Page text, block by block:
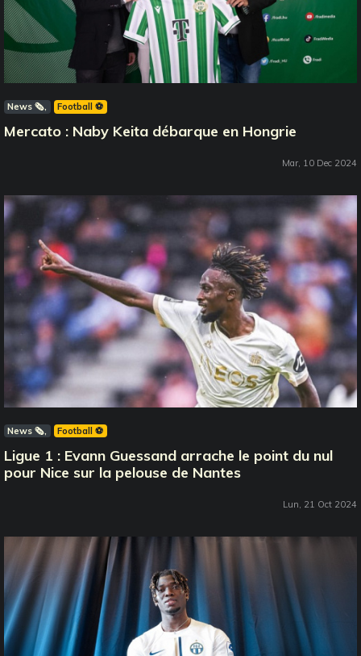
News 🗞️ Football ⚽️
Mercato : Naby Keita débarque en Hongrie
Mar, 10 Dec 2024
News 🗞️ Football ⚽️
Ligue 1 : Evann Guessand arrache le point du nul
pour Nice sur la pelouse de Nantes
Lun, 21 Oct 2024